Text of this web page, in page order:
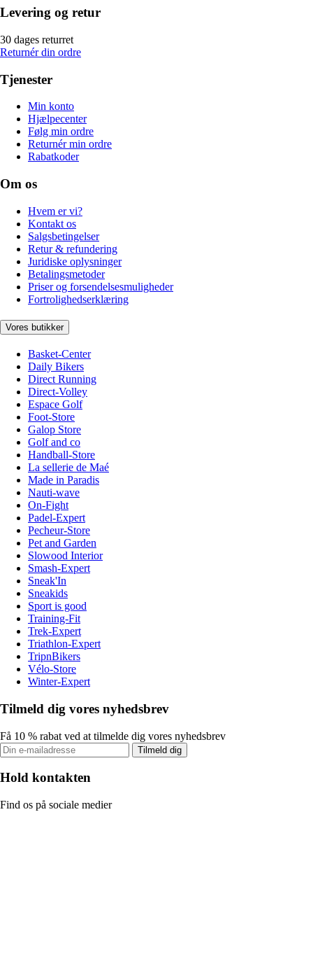
Levering og retur
30 dages returret
Returnér din ordre
Tjenester
Min konto
Hjælpecenter
Følg min ordre
Returnér min ordre
Rabatkoder
Om os
Hvem er vi?
Kontakt os
Salgsbetingelser
Retur & refundering
Juridiske oplysninger
Betalingsmetoder
Priser og forsendelsesmuligheder
Fortrolighedserklæring
Vores butikker
Basket-Center
Daily Bikers
Direct Running
Direct-Volley
Espace Golf
Foot-Store
Galop Store
Golf and co
Handball-Store
La sellerie de Maé
Made in Paradis
Nauti-wave
On-Fight
Padel-Expert
Pecheur-Store
Pet and Garden
Slowood Interior
Smash-Expert
Sneak'In
Sneakids
Sport is good
Training-Fit
Trek-Expert
Triathlon-Expert
TripnBikers
Vélo-Store
Winter-Expert
Tilmeld dig vores nyhedsbrev
Få 10 % rabat ved at tilmelde dig vores nyhedsbrev
Tilmeld dig
Hold kontakten
Find os på sociale medier